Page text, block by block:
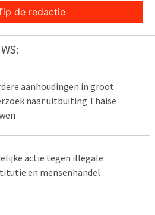
de redactie
aanhoudingen in groot
naar uitbuiting Thaise
actie tegen illegale
en mensenhandel